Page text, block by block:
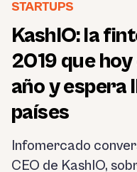
STARTUPS
KashIO: la
2019 que
año y espera
países
Infomercado
CEO de KashIO,